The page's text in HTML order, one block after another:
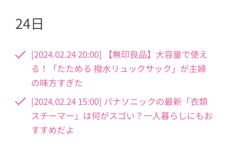
24日
[2024.02.24 20:00] 【無印良品】大容量で使え
る！「たためる 撥水リュックサック」が主婦
の味方すぎた
[2024.02.24 15:00] パナソニックの最新「衣類
スチーマー」は何がスゴい？一人暮らしにもお
すすめだよ